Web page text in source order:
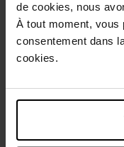
de cookies, nous
À tout moment, vous
consentement dans
cookies.
Avis client